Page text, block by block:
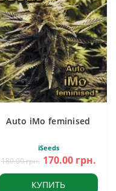
Auto iMo feminised
iSeeds
180.00 грн. 170.00 грн.
КУПИТЬ